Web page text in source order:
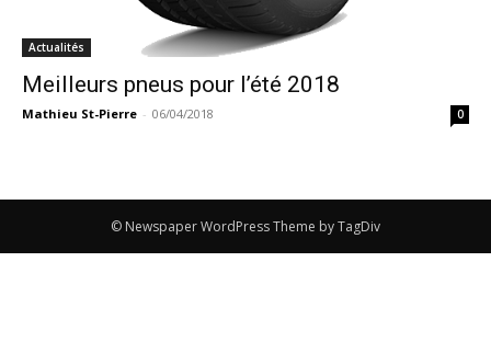
Actualités
Meilleurs pneus pour l’été 2018
Mathieu St-Pierre - 06/04/2018 0
© Newspaper WordPress Theme by TagDiv